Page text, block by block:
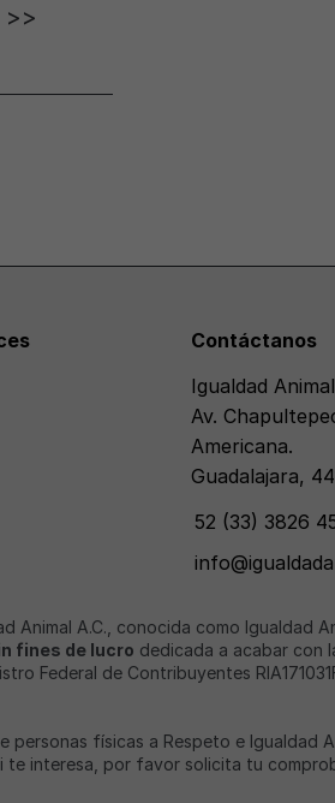
>>
Contáctanos
Igualdad Animal
Av.
Americana.
Guadalajara,
52 (33) 3826
Animal A.C., conocida como Igualdad
fines de lucro dedicada a acabar con
Federal de Contribuyentes
personas físicas a Respeto e Igualdad
te interesa, por favor solicita tu